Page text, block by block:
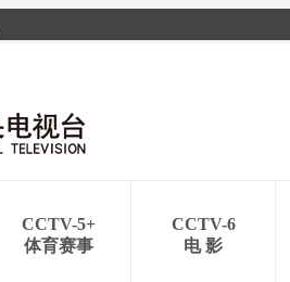
CCTV-5+
体育赛事
CCTV-6
电 影